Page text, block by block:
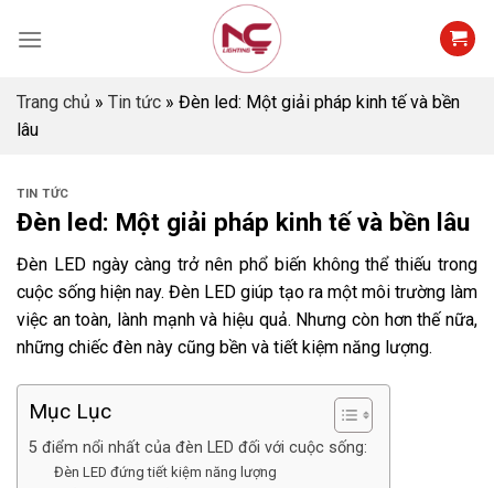
Trang chủ » Tin tức » Đèn led: Một giải pháp kinh tế và bền
lâu
TIN TỨC
Đèn led: Một giải pháp kinh tế và bền lâu
Đèn LED ngày càng trở nên phổ biến không thể thiếu trong
cuộc sống hiện nay. Đèn LED giúp tạo ra một môi trường làm
việc an toàn, lành mạnh và hiệu quả. Nhưng còn hơn thế nữa,
những chiếc đèn này cũng bền và tiết kiệm năng lượng.
Mục Lục
5 điểm nổi nhất của đèn LED đối với cuộc sống:
Đèn LED đứng tiết kiệm năng lượng